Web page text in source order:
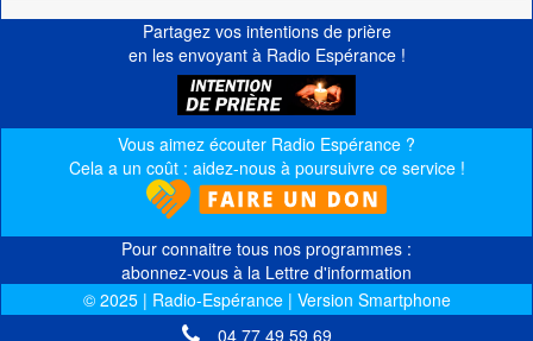
Partagez vos intentions de prière
en les envoyant à Radio Espérance !
Vous aimez écouter Radio Espérance ?
Cela a un coût : aidez-nous à poursuivre ce service !
Pour connaitre tous nos programmes :
abonnez-vous à la Lettre d'information
© 2025 | Radio-Espérance | Version Smartphone
04 77 49 59 69